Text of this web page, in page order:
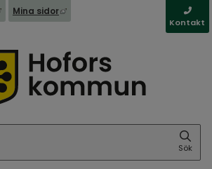
Länk till annan webbplats, öppnas i nytt
Mina sidor Länk till annan webbplats,
Kontakt
Sök